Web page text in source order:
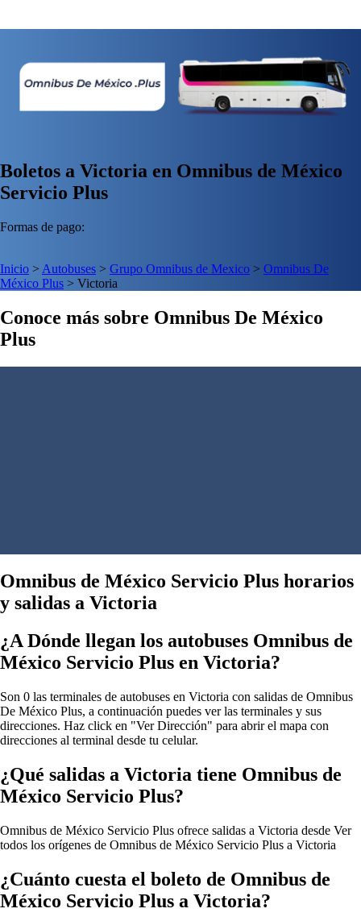
Boletos a Victoria en Omnibus de México
Servicio Plus
Formas de pago:
Inicio > Autobuses > Grupo Omnibus de Mexico > Omnibus De
México Plus > Victoria
Conoce más sobre Omnibus De México
Plus
Omnibus de México Servicio Plus horarios
y salidas a Victoria
¿A Dónde llegan los autobuses Omnibus de
México Servicio Plus en Victoria?
Son 0 las terminales de autobuses en Victoria con salidas de Omnibus
De México Plus, a continuación puedes ver las terminales y sus
direcciones. Haz click en "Ver Dirección" para abrir el mapa con
direcciones al terminal desde tu celular.
¿Qué salidas a Victoria tiene Omnibus de
México Servicio Plus?
Omnibus de México Servicio Plus ofrece salidas a Victoria desde Ver
todos los orígenes de Omnibus de México Servicio Plus a Victoria
¿Cuánto cuesta el boleto de Omnibus de
México Servicio Plus a Victoria?